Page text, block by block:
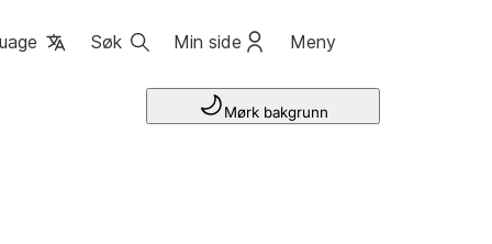
Søk Min side Meny
Mørk bakgrunn